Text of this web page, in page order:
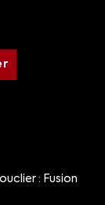
: Fusion